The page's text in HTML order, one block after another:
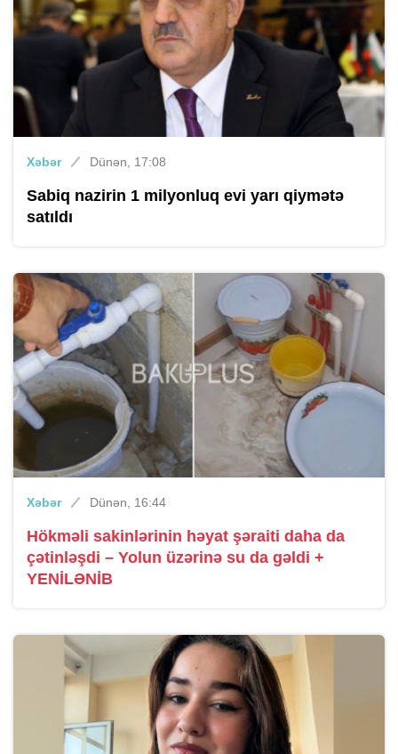
Xəbər Dünən, 17:08
Sabiq nazirin 1 milyonluq evi yarı qiymətə
satıldı
Xəbər Dünən, 16:44
Hökməli sakinlərinin həyat şəraiti daha da
çətinləşdi – Yolun üzərinə su da gəldi +
YENİLƏNİB